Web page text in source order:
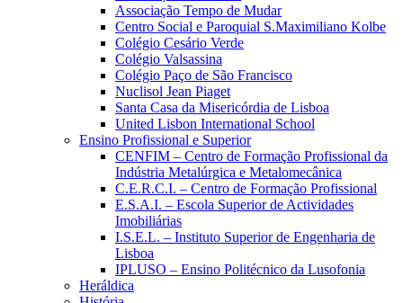
Associação Tempo de Mudar
Centro Social e Paroquial S.Maximiliano Kolbe
Colégio Cesário Verde
Colégio Valsassina
Colégio Paço de São Francisco
Nuclisol Jean Piaget
Santa Casa da Misericórdia de Lisboa
United Lisbon International School
Ensino Profissional e Superior
CENFIM – Centro de Formação Profissional da
Indústria Metalúrgica e Metalomecânica
C.E.R.C.I. – Centro de Formação Profissional
E.S.A.I. – Escola Superior de Actividades
Imobiliárias
I.S.E.L. – Instituto Superior de Engenharia de
Lisboa
IPLUSO – Ensino Politécnico da Lusofonia
Heráldica